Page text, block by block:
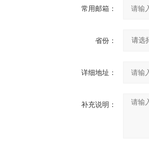
常用邮箱：
省份：
详细地址：
补充说明：